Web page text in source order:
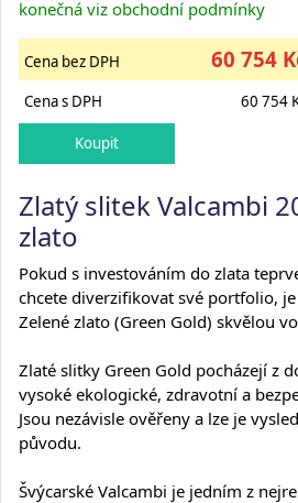
konečná viz obchodní podmínky
Cena bez DPH 60 754
Cena s DPH
60 754
Zlatý slitek Valcambi
zlato
Pokud s investováním do zlata
chcete diverzifikovat své portfolio,
Zelené zlato (Green Gold) skvělou
Zlaté slitky Green Gold pocházejí z
vysoké ekologické, zdravotní a
Jsou nezávisle ověřeny a lze je
původu.
Švýcarské Valcambi je jedním z